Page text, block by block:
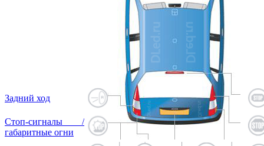
Задний ход
Стоп-сигналы /
габаритные огни